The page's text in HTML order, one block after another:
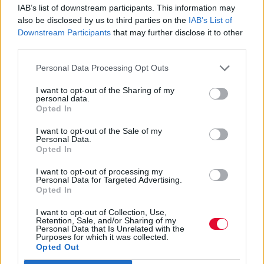
IAB’s list of downstream participants. This information may
also be disclosed by us to third parties on the IAB’s List of
Downstream Participants that may further disclose it to other
Personal Data Processing Opt Outs
I want to opt-out of the Sharing of my
personal data.
Opted In
I want to opt-out of the Sale of my
Personal Data.
Opted In
I want to opt-out of processing my
Personal Data for Targeted Advertising.
Opted In
I want to opt-out of Collection, Use,
Retention, Sale, and/or Sharing of my
Personal Data that Is Unrelated with the
Purposes for which it was collected.
Opted Out
να αγκαλιάζονται και να τραγουδούν ξανά και
ξανά τους ίδιους στίχους σαν πρώτη φορά. Στη
την "Ανισόπεδη Ντίσκο" ξανά - a capella αυτή
τη φορά, αναμνηστικές φωτογραφίες και
καληνύχτα. Ένα λιβάδι αγάπης διάβασα κάπου
στα stories του
μεταξύ τους, αγάπη του κοινού για τους
μουσικούς, αγάπη παντού ανάμεσα μας. Live
τι ωραία να ζούμε στιγμές που δεν υπάρχει
τίποτε άλλο από
Ευχαριστούμε που μετατρέψατε για ακόμα μία
φορά το Gagarin σε Aνισόπεδη Nτίσκο.